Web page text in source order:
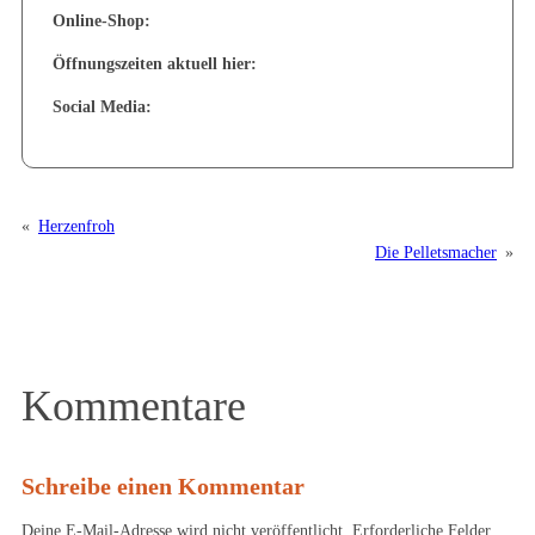
Online-Shop:
Öffnungszeiten aktuell hier:
Social Media:
« Herzenfroh
Die Pelletsmacher »
Kommentare
Schreibe einen Kommentar
Deine E-Mail-Adresse wird nicht veröffentlicht. Erforderliche Felder